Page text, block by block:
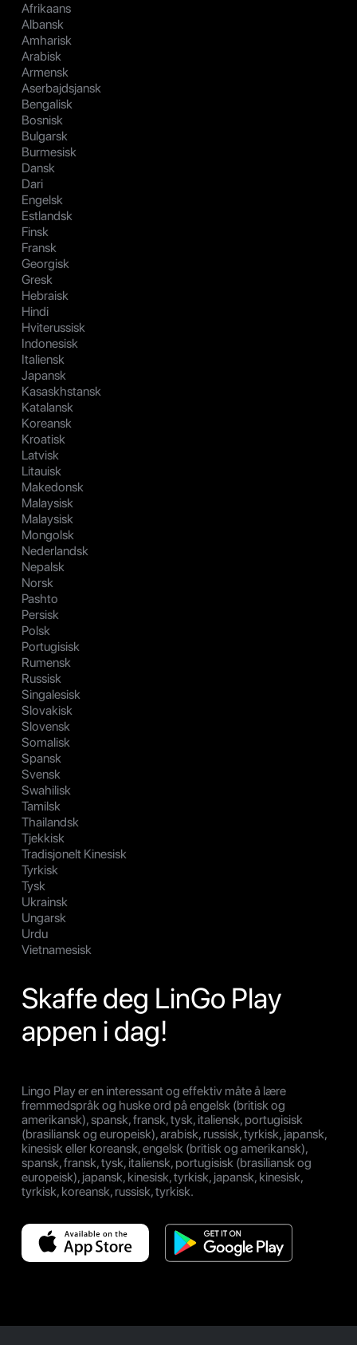
Afrikaans
Albansk
Amharisk
Arabisk
Armensk
Aserbajdsjansk
Bengalisk
Bosnisk
Bulgarsk
Burmesisk
Dansk
Dari
Engelsk
Estlandsk
Finsk
Fransk
Georgisk
Gresk
Hebraisk
Hindi
Hviterussisk
Indonesisk
Italiensk
Japansk
Kasaskhstansk
Katalansk
Koreansk
Kroatisk
Latvisk
Litauisk
Makedonsk
Malaysisk
Malaysisk
Mongolsk
Nederlandsk
Nepalsk
Norsk
Pashto
Persisk
Polsk
Portugisisk
Rumensk
Russisk
Singalesisk
Slovakisk
Slovensk
Somalisk
Spansk
Svensk
Swahilisk
Tamilsk
Thailandsk
Tjekkisk
Tradisjonelt Kinesisk
Tyrkisk
Tysk
Ukrainsk
Ungarsk
Urdu
Vietnamesisk
Skaffe deg LinGo Play
appen i dag!
Lingo Play er en interessant og effektiv måte å lære
fremmedspråk og huske ord på engelsk (britisk og
amerikansk), spansk, fransk, tysk, italiensk, portugisisk
(brasiliansk og europeisk), arabisk, russisk, tyrkisk, japansk,
kinesisk eller koreansk, engelsk (britisk og amerikansk),
spansk, fransk, tysk, italiensk, portugisisk (brasiliansk og
europeisk), japansk, kinesisk, tyrkisk, japansk, kinesisk,
tyrkisk, koreansk, russisk, tyrkisk.